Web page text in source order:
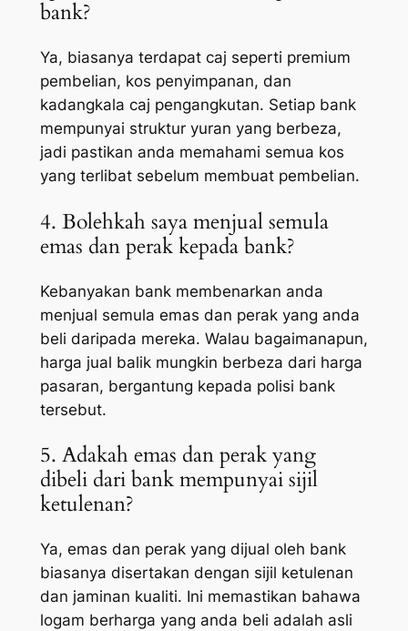
bank?
Ya, biasanya terdapat caj seperti premium
pembelian, kos penyimpanan, dan
kadangkala caj pengangkutan. Setiap bank
mempunyai struktur yuran yang berbeza,
jadi pastikan anda memahami semua kos
yang terlibat sebelum membuat pembelian.
4. Bolehkah saya menjual semula
emas dan perak kepada bank?
Kebanyakan bank membenarkan anda
menjual semula emas dan perak yang anda
beli daripada mereka. Walau bagaimanapun,
harga jual balik mungkin berbeza dari harga
pasaran, bergantung kepada polisi bank
tersebut.
5. Adakah emas dan perak yang
dibeli dari bank mempunyai sijil
ketulenan?
Ya, emas dan perak yang dijual oleh bank
biasanya disertakan dengan sijil ketulenan
dan jaminan kualiti. Ini memastikan bahawa
logam berharga yang anda beli adalah asli